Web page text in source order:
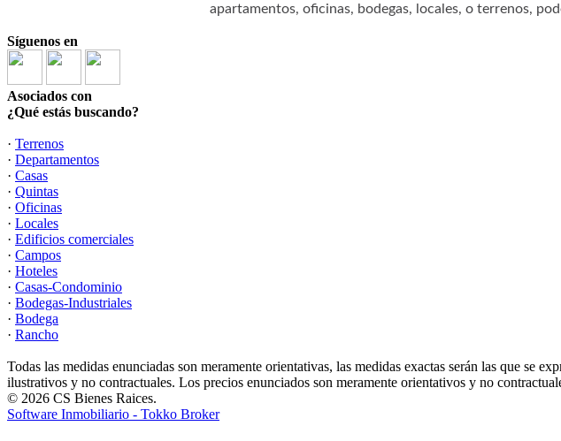
apartamentos, oficinas, bodegas, locales, o terrenos,
Síguenos en
Asociados con
¿Qué estás buscando?
· Terrenos
· Departamentos
· Casas
· Quintas
· Oficinas
· Locales
· Edificios comerciales
· Campos
· Hoteles
· Casas-Condominio
· Bodegas-Industriales
· Bodega
· Rancho
Todas las medidas enunciadas son meramente orientativas, las medidas exactas serán las que se
ilustrativos y no contractuales. Los precios enunciados son meramente orientativos y no
© 2026 CS Bienes Raices.
Software Inmobiliario - Tokko Broker